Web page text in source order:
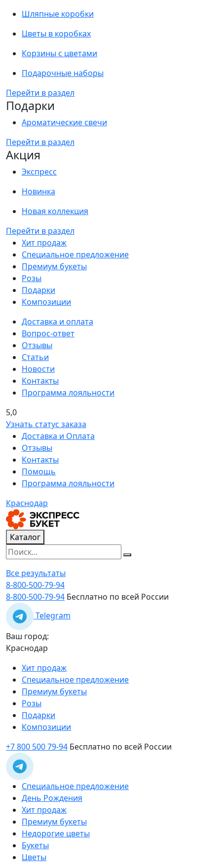
Шляпные коробки
Цветы в коробках
Корзины с цветами
Подарочные наборы
Перейти в раздел
Подарки
Ароматические свечи
Перейти в раздел
Акция
Экспресс
Новинка
Новая коллекция
Перейти в раздел
Хит продаж
Специальное предложение
Премиум букеты
Розы
Подарки
Композиции
Доставка и оплата
Вопрос-ответ
Отзывы
Статьи
Новости
Контакты
Программа лояльности
5,0
Узнать статус заказа
Доставка и Оплата
Отзывы
Контакты
Помощь
Программа лояльности
Краснодар
Каталог
Все результаты
8-800-500-79-94
8-800-500-79-94 Бесплатно по всей России
Telegram
Ваш город:
Краснодар
Хит продаж
Специальное предложение
Премиум букеты
Розы
Подарки
Композиции
+7 800 500 79-94 Бесплатно по всей России
Специальное предложение
День Рождения
Хит продаж
Премиум букеты
Недорогие цветы
Букеты
Цветы